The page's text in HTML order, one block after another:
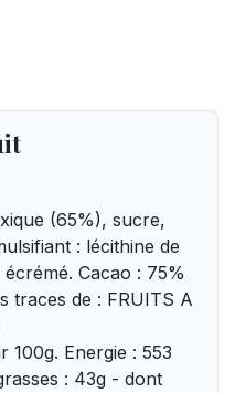
(65%), sucre,
: lécithine de
Cacao : 75%
traces de : FRUITS A
100g. Energie : 553
: 43g - dont